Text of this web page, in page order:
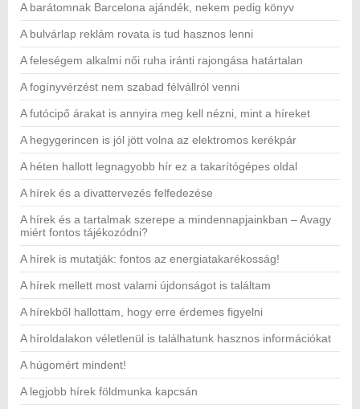
A barátomnak Barcelona ajándék, nekem pedig könyv
A bulvárlap reklám rovata is tud hasznos lenni
A feleségem alkalmi női ruha iránti rajongása határtalan
A fogínyvérzést nem szabad félvállról venni
A futócipő árakat is annyira meg kell nézni, mint a híreket
A hegygerincen is jól jött volna az elektromos kerékpár
A héten hallott legnagyobb hír ez a takarítógépes oldal
A hírek és a divattervezés felfedezése
A hírek és a tartalmak szerepe a mindennapjainkban – Avagy
miért fontos tájékozódni?
A hírek is mutatják: fontos az energiatakarékosság!
A hírek mellett most valami újdonságot is találtam
A hírekből hallottam, hogy erre érdemes figyelni
A híroldalakon véletlenül is találhatunk hasznos információkat
A húgomért mindent!
A legjobb hírek földmunka kapcsán